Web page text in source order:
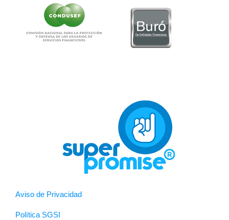
Aviso de Privacidad
Política SGSI